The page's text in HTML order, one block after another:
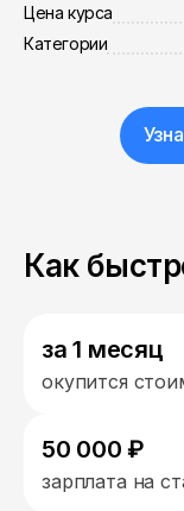
Цена курса
Категории
Как
за 1 месяц
окупится
50 000 ₽
зарплата на